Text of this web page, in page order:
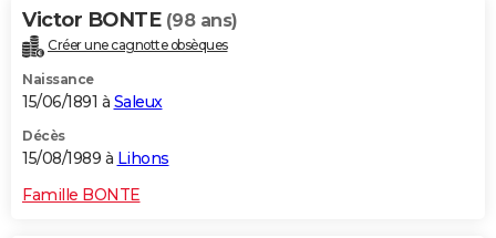
Victor BONTE (98 ans)
Créer une cagnotte obsèques
Naissance
15/06/1891 à Saleux
Décès
15/08/1989 à Lihons
Famille BONTE